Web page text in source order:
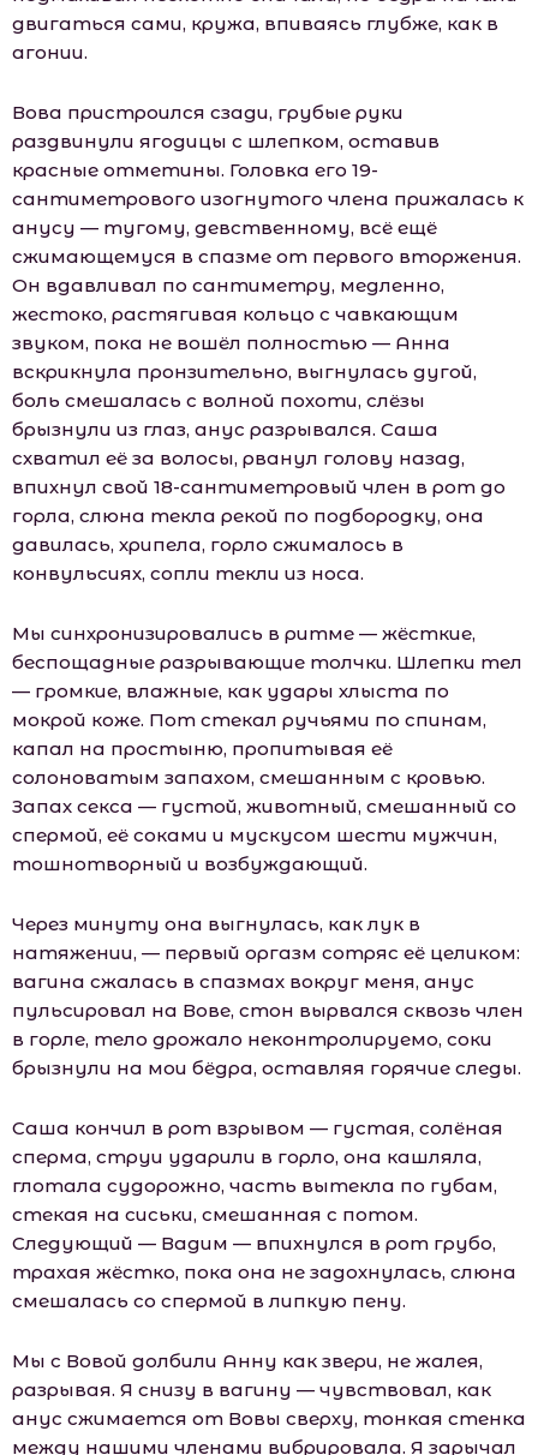
двигаться сами, кружа, впиваясь глубже, как в
агонии.
Вова пристроился сзади, грубые руки
раздвинули ягодицы с шлепком, оставив
красные отметины. Головка его 19-
сантиметрового изогнутого члена прижалась к
анусу — тугому, девственному, всё ещё
сжимающемуся в спазме от первого вторжения.
Он вдавливал по сантиметру, медленно,
жестоко, растягивая кольцо с чавкающим
звуком, пока не вошёл полностью — Анна
вскрикнула пронзительно, выгнулась дугой,
боль смешалась с волной похоти, слёзы
брызнули из глаз, анус разрывался. Саша
схватил её за волосы, рванул голову назад,
впихнул свой 18-сантиметровый член в рот до
горла, слюна текла рекой по подбородку, она
давилась, хрипела, горло сжималось в
конвульсиях, сопли текли из носа.
Мы синхронизировались в ритме — жёсткие,
беспощадные разрывающие толчки. Шлепки тел
— громкие, влажные, как удары хлыста по
мокрой коже. Пот стекал ручьями по спинам,
капал на простыню, пропитывая её
солоноватым запахом, смешанным с кровью.
Запах секса — густой, животный, смешанный со
спермой, её соками и мускусом шести мужчин,
тошнотворный и возбуждающий.
Через минуту она выгнулась, как лук в
натяжении, — первый оргазм сотряс её целиком:
вагина сжалась в спазмах вокруг меня, анус
пульсировал на Вове, стон вырвался сквозь член
в горле, тело дрожало неконтролируемо, соки
брызнули на мои бёдра, оставляя горячие следы.
Саша кончил в рот взрывом — густая, солёная
сперма, струи ударили в горло, она кашляла,
глотала судорожно, часть вытекла по губам,
стекая на сиськи, смешанная с потом.
Следующий — Вадим — впихнулся в рот грубо,
трахая жёстко, пока она не задохнулась, слюна
смешалась со спермой в липкую пену.
Мы с Вовой долбили Анну как звери, не жалея,
разрывая. Я снизу в вагину — чувствовал, как
анус сжимается от Вовы сверху, тонкая стенка
между нашими членами вибрировала. Я зарычал